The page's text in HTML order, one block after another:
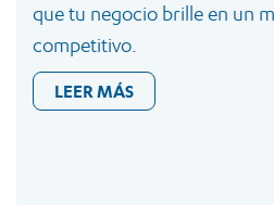
que tu negocio brille en un
competitivo.
LEER MÁS